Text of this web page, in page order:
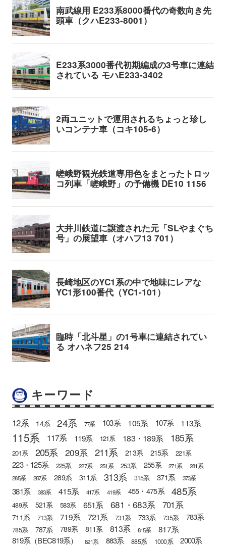
キーワード
12系 14系 24系 77系 103系 105系 107系 113系
115系 117系 119系 121系 183・189系 185系
201系 205系 209系 211系 213系 215系 221系
223・125系 225系 227系 251系 253系 255系 271系
281系
285系
287系 289系 311系 313系 315系 371系 373系
381系 383系 415系 417系 419系 455・475系 485系
489系 521系 583系 651系 681・683系 701系
711系 713系 719系 721系 731系 733系 735系 783系
785系 787系 789系 811系 813系 815系 817系
819系（BEC819系） 821系 883系 885系 1000系 2000系